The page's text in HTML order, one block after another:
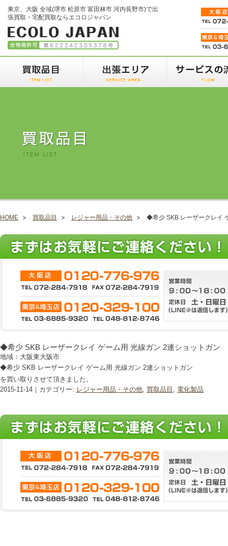
東京、大阪 全域(堺市 松原市 富田林市 河内長野市)で出
張買取・宅配買取ならエコロジャパン
HOME 買取品目 レジャー用品・その他 ◆希少 SKB レーザークレイ
◆希少 SKB レーザークレイ ゲーム用 光線ガン 2連ショットガン
地域：大阪東大阪市
◆希少 SKB レーザークレイ ゲーム用 光線ガン 2連ショットガン
を買い取りさせて頂きました。
2015-11-14｜カテゴリー: レジャー用品・その他, 買取品目 , 電化製品